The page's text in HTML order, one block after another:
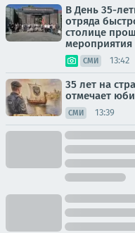
В День 35-
отряда
столице
мероприятия
СМИ 13:42
35 лет на
отмечает
СМИ 13:39